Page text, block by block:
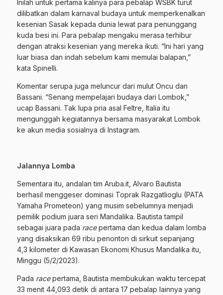
Inilah untuk pertama kalinya para pebalap WSBK turut
dilibatkan dalam karnaval budaya untuk memperkenalkan
kesenian Sasak kepada dunia lewat para penunggang
kuda besi ini. Para pebalap mengaku merasa terhibur
dengan atraksi kesenian yang mereka ikuti. “Ini hari yang
luar biasa dan indah sebelum kami memulai balapan,”
kata Spinelli.
Komentar serupa juga meluncur dari mulut Oncu dan
Bassani. “Senang mempelajari budaya dari Lombok,”
ucap Bassani. Tak lupa pria asal Feltre, Italia itu
mengunggah kegiatannya bersama masyarakat Lombok
ke akun media sosialnya di Instagram.
Jalannya Lomba
Sementara itu, andalan tim Aruba.it, Alvaro Bautista
berhasil menggeser dominasi Toprak Razgatlioglu (PATA
Yamaha Prometeon) yang musim sebelumnya menjadi
pemilik podium juara seri Mandalika. Bautista tampil
sebagai juara pada racepertama dan kedua dalam lomba
yang disaksikan 69 ribu penonton di sirkuit sepanjang
4,3 kilometer di Kawasan Ekonomi Khusus Mandalika itu,
Minggu (5/2/2023).
Pada racepertama, Bautista membukukan waktu tercepat
33 menit 44,093 detik di antara 17 pebalap lainnya yang